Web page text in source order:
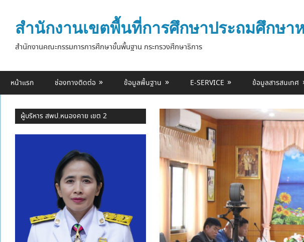
contentสำนักงานเขตพื้นที่การศึกษาประถมศึกษา
สำนักงานคณะกรรมการการศึกษาขั้นพื้นฐาน กระทรวงศึกษาธิการ
หน้าแรก ช่องทางติดต่อ ข้อมูลพื้นฐาน E-SERVICE ข้อมูลสารสนเทศ
ผู้บริหาร สพป.หนองคาย เขต 2